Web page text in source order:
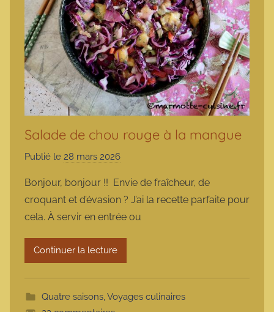
Salade de chou rouge à la mangue
Publié le 28 mars 2026
r
m
a
r
t
Bonjour, bonjour !! Envie de fraîcheur, de
croquant et d’évasion ? J’ai la recette parfaite pour
cela. À servir en entrée ou
Continuer la lecture
Quatre saisons,Voyages culinaires